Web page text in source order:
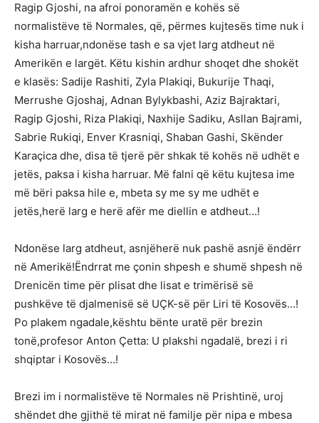
Ragip Gjoshi, na afroi ponoramën e kohës së
normalistëve të Normales, që, përmes kujtesës time nuk i
kisha harruar,ndonëse tash e sa vjet larg atdheut në
Amerikën e largët. Këtu kishin ardhur shoqet dhe shokët
e klasës: Sadije Rashiti, Zyla Plakiqi, Bukurije Thaqi,
Merrushe Gjoshaj, Adnan Bylykbashi, Aziz Bajraktari,
Ragip Gjoshi, Riza Plakiqi, Naxhije Sadiku, Asllan Bajrami,
Sabrie Rukiqi, Enver Krasniqi, Shaban Gashi, Skënder
Karaçica dhe, disa të tjerë për shkak të kohës në udhët e
jetës, paksa i kisha harruar. Më falni që këtu kujtesa ime
më bëri paksa hile e, mbeta sy me sy me udhët e
jetës,herë larg e herë afër me diellin e atdheut…!
Ndonëse larg atdheut, asnjëherë nuk pashë asnjë ëndërr
në Amerikë!Ëndrrat me çonin shpesh e shumë shpesh në
Drenicën time për plisat dhe lisat e trimërisë së
pushkëve të djalmenisë së UÇK-së për Liri të Kosovës…!
Po plakem ngadale,kështu bënte uratë për brezin
tonë,profesor Anton Çetta: U plakshi ngadalë, brezi i ri
shqiptar i Kosovës…!
Brezi im i normalistëve të Normales në Prishtinë, uroj
shëndet dhe gjithë të mirat në familje për nipa e mbesa